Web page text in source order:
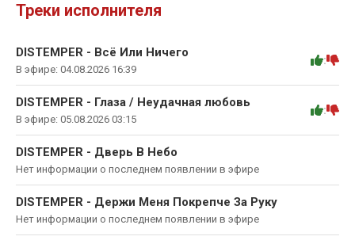
Треки исполнителя
DISTEMPER - Всё Или Ничего
В эфире: 04.08.2026 16:39
:
DISTEMPER - Глаза / Неудачная любовь
В эфире: 05.08.2026 03:15
:
DISTEMPER - Дверь В Небо
Нет информации о последнем появлении в эфире
DISTEMPER - Держи Меня Покрепче За Руку
Нет информации о последнем появлении в эфире